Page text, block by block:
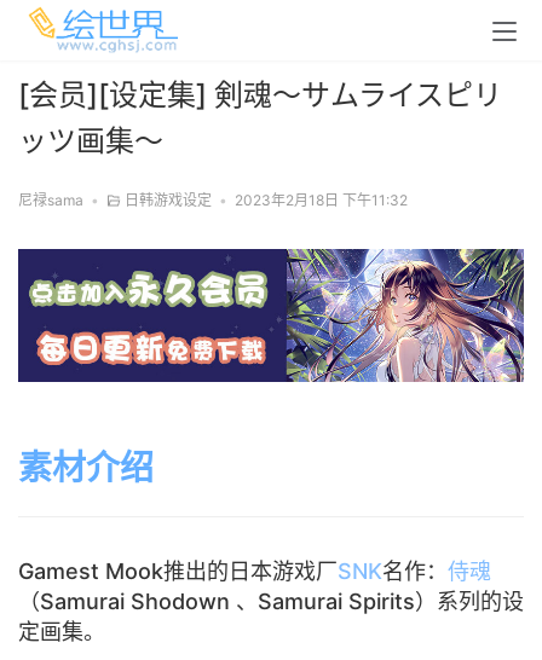
[会员][设定集] 剣魂～サムライスピリ
ッツ画集～
尼禄sama • 日韩游戏设定 • 2023年2月18日 下午11:32
素材介绍
Gamest Mook推出的日本游戏厂SNK名作： 侍魂
（Samurai Shodown 、Samurai Spirits）系列的设
定画集。